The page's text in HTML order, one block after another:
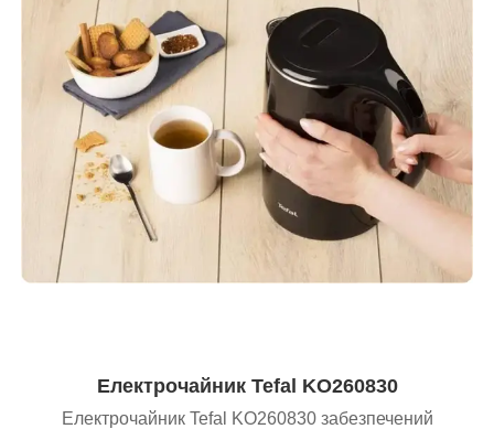
Електрочайник Tefal KO260830
Електрочайник Tefal KO260830 забезпечений